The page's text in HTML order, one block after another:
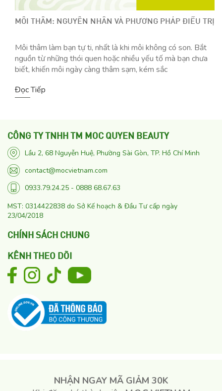
MÔI THÂM: NGUYÊN NHÂN VÀ PHƯƠNG PHÁP ĐIỀU TRỊ
Môi thâm làm bạn tự ti, nhất là khi môi không có son. Bắt
nguồn từ những thói quen hoặc nhiều yếu tố mà bạn chưa
biết, khiến môi ngày càng thâm sạm, kém sắc
Đọc Tiếp
CÔNG TY TNHH TM MOC QUYEN BEAUTY
Lầu 2, 68 Nguyễn Huệ, Phường Sài Gòn, TP. Hồ Chí Minh
contact@mocvietnam.com
0933.79.24.25 - 0888 68.67.63
MST: 0314422838 do Sở Kế hoạch & Đầu Tư cấp ngày
23/04/2018
CHÍNH SÁCH CHUNG
KÊNH THEO DÕI
NHẬN NGAY MÃ GIẢM 30K